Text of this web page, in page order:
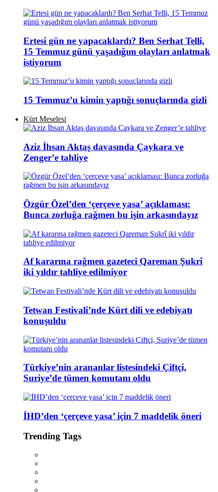
Ertesi gün ne yapacaklardı? Ben Serhat Telli,
15 Temmuz günü yaşadığım olayları anlatmak
istiyorum
15 Temmuz’u kimin yaptığı sonuçlarında gizli
Kürt Meselesi
Aziz İhsan Aktaş davasında Çaykara ve
Zenger’e tahliye
Özgür Özel’den ‘çerçeve yasa’ açıklaması:
Bunca zorluğa rağmen bu işin arkasındayız
Af kararına rağmen gazeteci Qareman Şukrî
iki yıldır tahliye edilmiyor
Tetwan Festivali’nde Kürt dili ve edebiyatı
konuşuldu
Türkiye’nin arananlar listesindeki Çiftçi,
Suriye’de tümen komutanı oldu
İHD’den ‘çerçeve yasa’ için 7 maddelik öneri
Trending Tags